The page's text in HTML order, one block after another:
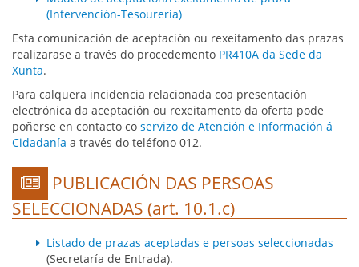
(Intervención-Tesoureria)
Esta comunicación de aceptación ou rexeitamento das prazas
realizarase a través do procedemento PR410A da Sede da
Xunta.
Para calquera incidencia relacionada coa presentación
electrónica da aceptación ou rexeitamento da oferta pode
poñerse en contacto co servizo de Atención e Información á
Cidadanía a través do teléfono 012.
iconPUBLICACIÓN DAS PERSOAS
SELECCIONADAS (art. 10.1.c)
Listado de prazas aceptadas e persoas seleccionadas
(Secretaría de Entrada).